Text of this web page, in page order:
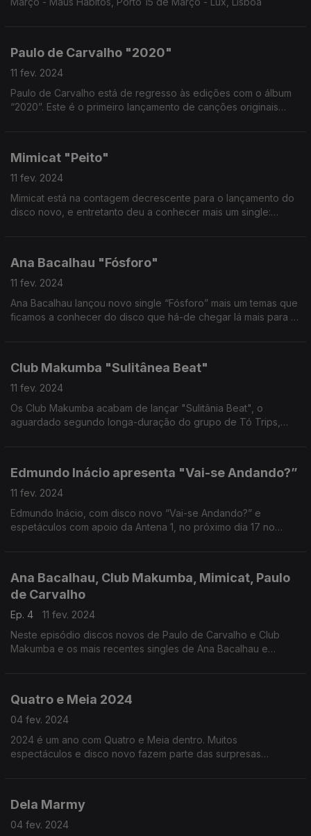
Paulo de Carvalho "2020"
11 fev. 2024
Paulo de Carvalho está de regresso às edições com o álbum
“2020”. Este é o primeiro lançamento de canções originais
Mimicat "Peito"
11 fev. 2024
Mimicat está na contagem decrescente para o lançamento do
disco novo, e entretanto deu a conhecer mais um single:
Ana Bacalhau "Fósforo"
11 fev. 2024
Ana Bacalhau lançou novo single “Fósforo” mais um temas que
ficamos a conhecer do disco que há-de chegar lá mais para a
Club Makumba "Sulitânea Beat"
11 fev. 2024
Os Club Makumba acabam de lançar "Sulitânia Beat", o
aguardado segundo longa-duração do grupo de Tó Trips,
Edmundo Inácio apresenta "Vai-se Andando?”
11 fev. 2024
Edmundo Inácio, com disco novo “Vai-se Andando?” e
espetáculos com apoio da Antena 1, no próximo dia 17 no
Ana Bacalhau, Club Makumba, Mimicat, Paulo
de Carvalho
Ep. 4
11 fev. 2024
Neste episódio discos novos de Paulo de Carvalho e Club
Makumba e os mais recentes singles de Ana Bacalhau e
Quatro e Meia 2024
04 fev. 2024
2024 é um ano com Quatro e Meia dentro. Muitos
espectáculos e disco novo fazem parte das surpresas
Dela Marmy
04 fev. 2024